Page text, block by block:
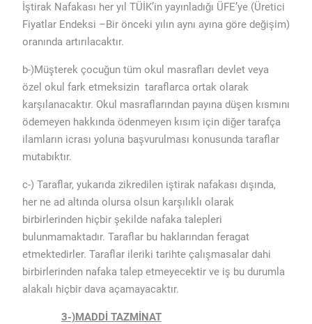
İştirak Nafakası her yıl TÜİK’in yayınladığı ÜFE’ye (Üretici
Fiyatlar Endeksi –Bir önceki yılın aynı ayına göre değişim)
oranında artırılacaktır.
b-)Müşterek çocuğun tüm okul masrafları devlet veya
özel okul fark etmeksizin taraflarca ortak olarak
karşılanacaktır. Okul masraflarından payına düşen kısmını
ödemeyen hakkında ödenmeyen kısım için diğer tarafça
ilamların icrası yoluna başvurulması konusunda taraflar
mutabıktır.
c-) Taraflar, yukarıda zikredilen iştirak nafakası dışında,
her ne ad altında olursa olsun karşılıklı olarak
birbirlerinden hiçbir şekilde nafaka talepleri
bulunmamaktadır. Taraflar bu haklarından feragat
etmektedirler. Taraflar ileriki tarihte çalışmasalar dahi
birbirlerinden nafaka talep etmeyecektir ve iş bu durumla
alakalı hiçbir dava açamayacaktır.
3-)MADDİ TAZMİNAT